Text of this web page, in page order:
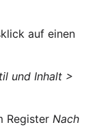
auf einen
und Inhalt >
Register Nach